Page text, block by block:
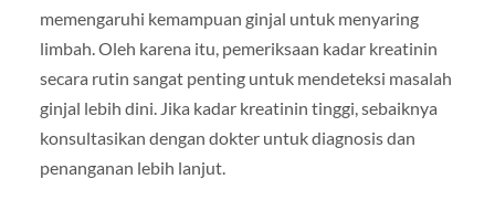
memengaruhi kemampuan ginjal untuk menyaring
limbah. Oleh karena itu, pemeriksaan kadar kreatinin
secara rutin sangat penting untuk mendeteksi masalah
ginjal lebih dini. Jika kadar kreatinin tinggi, sebaiknya
konsultasikan dengan dokter untuk diagnosis dan
penanganan lebih lanjut.